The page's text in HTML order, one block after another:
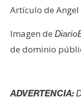
Artículo de
Imagen de
de dominio
ADVERTENCIA: